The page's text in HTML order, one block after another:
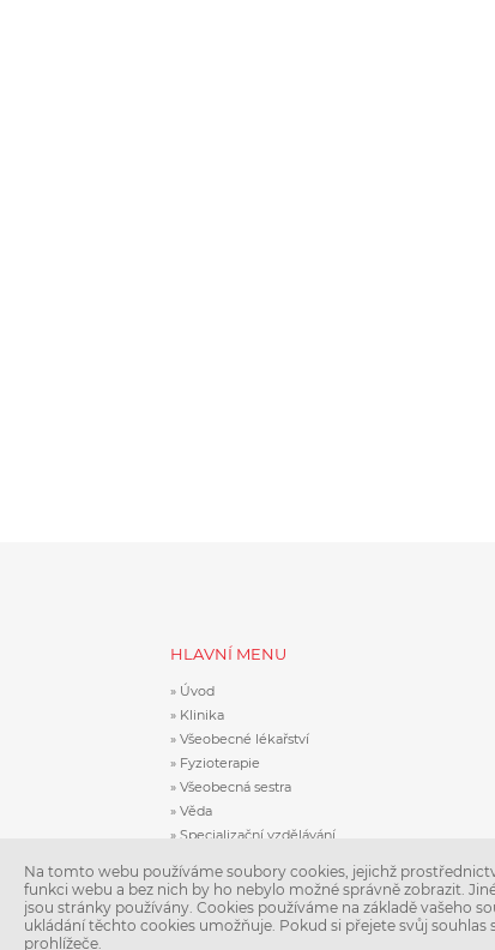
HLAVNÍ MENU
Úvod
Klinika
Všeobecné lékařství
Fyzioterapie
Všeobecná sestra
Věda
Specializační vzdělávání
Na tomto webu používáme soubory cookies, jejichž
funkci webu a bez nich by ho nebylo možné správně zobrazit.
jsou stránky používány. Cookies používáme na základě vašeho
ukládání těchto cookies umožňuje. Pokud si přejete svůj
prohlížeče.